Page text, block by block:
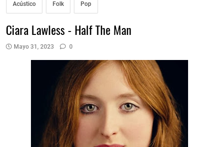
Acústico Folk Pop
Ciara Lawless - Half The Man
Mayo 31, 2023 0